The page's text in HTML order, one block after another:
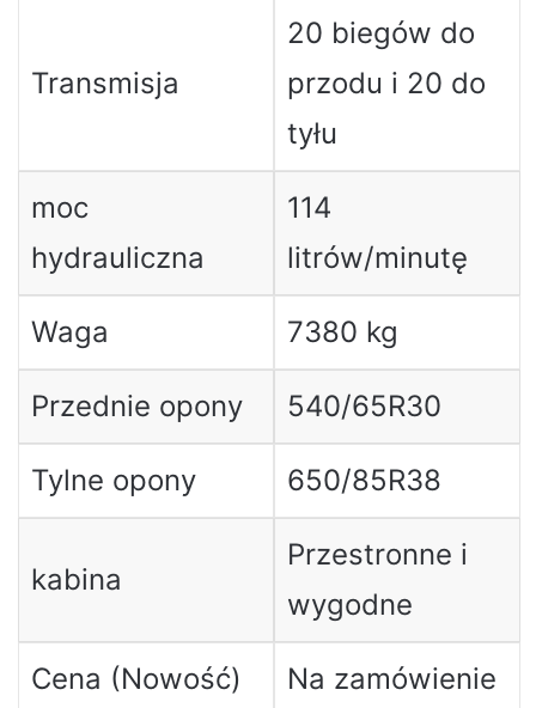
Transmisja
20 biegów do
przodu i 20 do
tyłu
moc
hydrauliczna
114
litrów/minutę
Waga 7380 kg
Przednie opony 540/65R30
Tylne opony 650/85R38
kabina
Przestronne i
wygodne
Cena (Nowość) Na zamówienie